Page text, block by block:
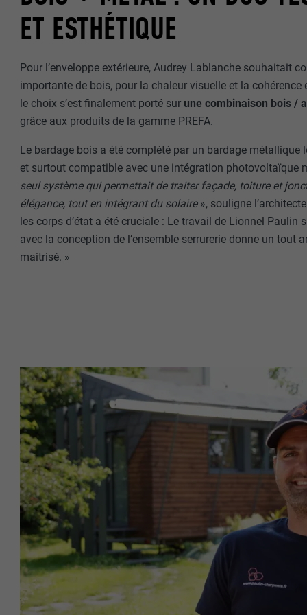
ET ESTHÉTIQUE
Pour l’enveloppe extérieure, Audrey Lablanche souhaitait
importante de bois, pour la chaleur visuelle et la
le choix s’est finalement porté sur une combinaison bois /
grâce aux produits de la gamme PREFA.
Le bardage bois a été complété par un bardage métallique
et surtout compatible avec une intégration photovoltaïque
seul système qui permettait de traiter façade, toiture et
élégance, tout en intégrant du solaire», souligne
les corps d’état a été cruciale : Le travail de Lionnel Paulin
avec la conception de l’ensemble serrurerie donne un tout
maitrisé. »
EXPIRATION
EXPIRATION
UTILITÉ
EXPIRATION
UTILITÉ
NOM
EXPIRATION
UTILITÉ
MARKETING ET
Les cookies «
annonceurs
NOM
EXPIRATION
NOM
EXPIRATION
UTILITÉ
EXPIRATION